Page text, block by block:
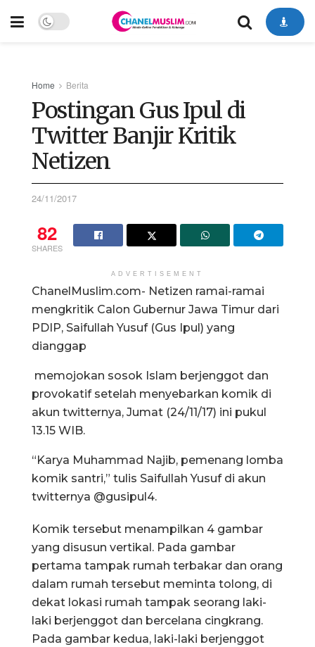
Home Berita
Postingan Gus Ipul di
Twitter Banjir Kritik
Netizen
24/11/2017
82
SHARES
ADVERTISEMENT
ChanelMuslim.com- Netizen ramai-ramai
mengkritik Calon Gubernur Jawa Timur dari
PDIP, Saifullah Yusuf (Gus Ipul) yang
dianggap
memojokan sosok Islam berjenggot dan
provokatif setelah menyebarkan komik di
akun twitternya, Jumat (24/11/17) ini pukul
13.15 WIB.
“Karya Muhammad Najib, pemenang lomba
komik santri,” tulis Saifullah Yusuf di akun
twitternya @gusipul4.
Komik tersebut menampilkan 4 gambar
yang disusun vertikal. Pada gambar
pertama tampak rumah terbakar dan orang
dalam rumah tersebut meminta tolong, di
dekat lokasi rumah tampak seorang laki-
laki berjenggot dan bercelana cingkrang.
Pada gambar kedua, laki-laki berjenggot